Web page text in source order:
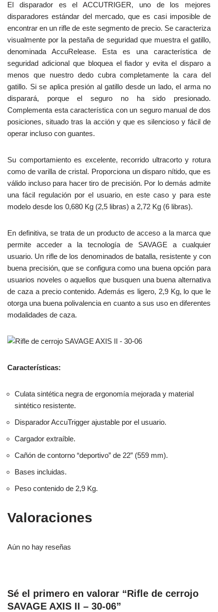
El disparador es el ACCUTRIGER, uno de los mejores
disparadores estándar del mercado, que es casi imposible de
encontrar en un rifle de este segmento de precio. Se caracteriza
visualmente por la pestaña de seguridad que muestra el gatillo,
denominada AccuRelease. Esta es una característica de
seguridad adicional que bloquea el fiador y evita el disparo a
menos que nuestro dedo cubra completamente la cara del
gatillo. Si se aplica presión al gatillo desde un lado, el arma no
disparará, porque el seguro no ha sido presionado.
Complementa esta característica con un seguro manual de dos
posiciones, situado tras la acción y que es silencioso y fácil de
operar incluso con guantes.
Su comportamiento es excelente, recorrido ultracorto y rotura
como de varilla de cristal. Proporciona un disparo nítido, que es
válido incluso para hacer tiro de precisión. Por lo demás admite
una fácil regulación por el usuario, en este caso y para este
modelo desde los 0,680 Kg (2,5 libras) a 2,72 Kg (6 libras).
En definitiva, se trata de un producto de acceso a la marca que
permite acceder a la tecnología de SAVAGE a cualquier
usuario. Un rifle de los denominados de batalla, resistente y con
buena precisión, que se configura como una buena opción para
usuarios noveles o aquellos que busquen una buena alternativa
de caza a precio contenido. Además es ligero, 2,9 Kg, lo que le
otorga una buena polivalencia en cuanto a sus uso en diferentes
modalidades de caza.
Características:
Culata sintética negra de ergonomía mejorada y material
sintético resistente.
Disparador AccuTrigger ajustable por el usuario.
Cargador extraíble.
Cañón de contorno “deportivo” de 22” (559 mm).
Bases incluidas.
Peso contenido de 2,9 Kg.
Valoraciones
Aún no hay reseñas
Sé el primero en valorar “Rifle de cerrojo
SAVAGE AXIS II – 30-06”